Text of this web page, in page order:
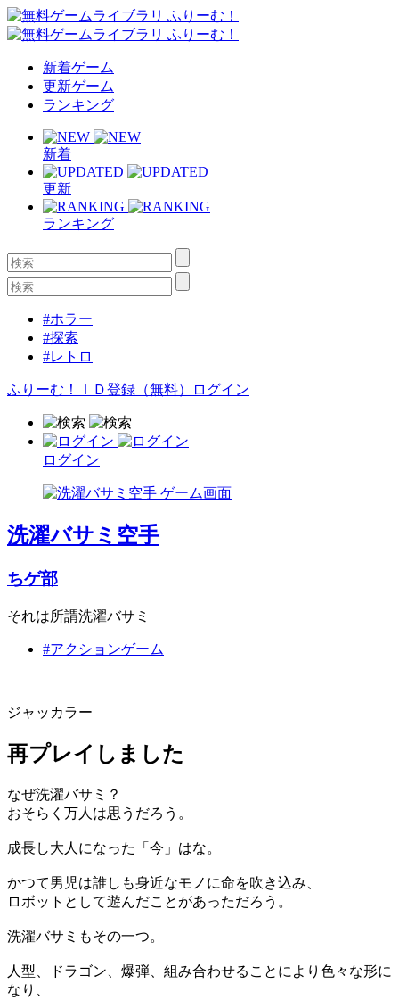
新着ゲーム
更新ゲーム
ランキング
新着
更新
ランキング
#ホラー
#探索
#レトロ
ふりーむ！ＩＤ登録（無料） ログイン
ログイン
洗濯バサミ空手
ちゲ部
それは所謂洗濯バサミ
#アクションゲーム
ジャッカラー
再プレイしました
なぜ洗濯バサミ？
おそらく万人は思うだろう。
成長し大人になった「今」はな。
かつて男児は誰しも身近なモノに命を吹き込み、
ロボットとして遊んだことがあっただろう。
洗濯バサミもその一つ。
人型、ドラゴン、爆弾、組み合わせることにより色々な形に
なり、